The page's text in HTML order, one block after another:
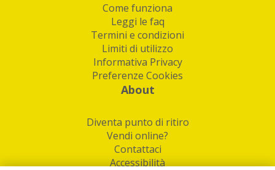
Come funziona
Leggi le faq
Termini e condizioni
Limiti di utilizzo
Informativa Privacy
Preferenze Cookies
About
Diventa punto di ritiro
Vendi online?
Contattaci
Accessibilità